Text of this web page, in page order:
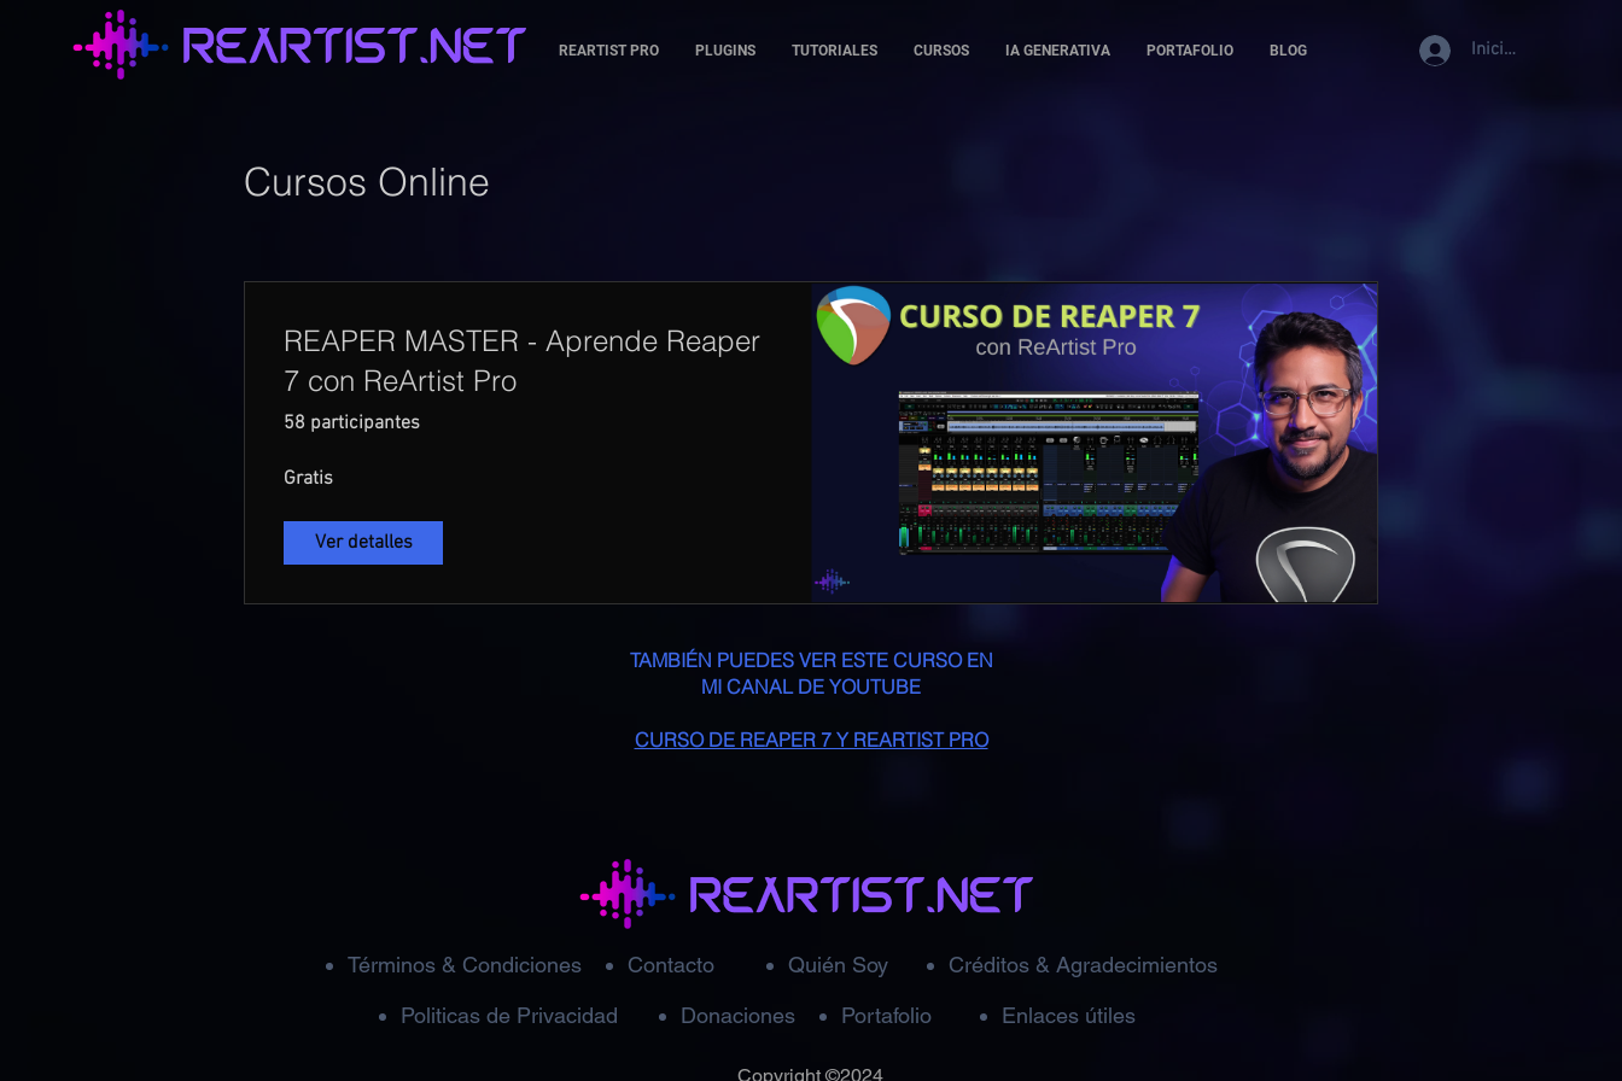
REARTIST PRO PLUGINS TUTORIALES CURSOS IA GENERATIVA PORTAFOLIO BLOG Iniciar sesión
Cursos Online
REAPER MASTER - Aprende Reaper
7 con ReArtist Pro
58 participantes
Gratis
Ver detalles
TAMBIÉN PUEDES VER ESTE CURSO EN
MI CANAL DE YOUTUBE
CURSO DE REAPER 7 Y REARTIST PRO
Términos & Condiciones Contacto Quién Soy
Créditos & Agradecimientos
Politicas de Privacidad
Donaciones Portafolio Enlaces útiles
Copyright ©2024